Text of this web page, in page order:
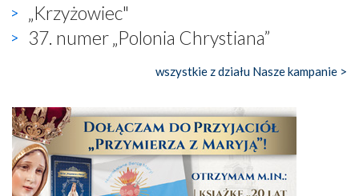
„Krzyżowiec"
37. numer „Polonia Chrystiana”
wszystkie z działu Nasze kampanie >